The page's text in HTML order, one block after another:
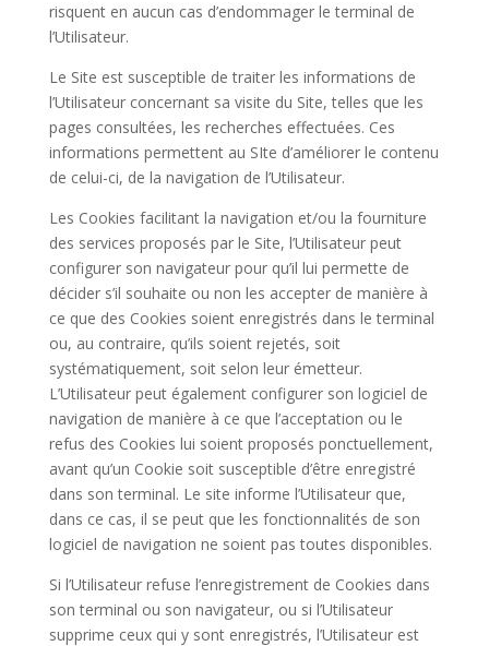
risquent en aucun cas d’endommager le terminal de
l’Utilisateur.
Le Site est susceptible de traiter les informations de
l’Utilisateur concernant sa visite du Site, telles que les
pages consultées, les recherches effectuées. Ces
informations permettent au SIte d’améliorer le contenu
de celui-ci, de la navigation de l’Utilisateur.
Les Cookies facilitant la navigation et/ou la fourniture
des services proposés par le Site, l’Utilisateur peut
configurer son navigateur pour qu’il lui permette de
décider s’il souhaite ou non les accepter de manière à
ce que des Cookies soient enregistrés dans le terminal
ou, au contraire, qu’ils soient rejetés, soit
systématiquement, soit selon leur émetteur.
L’Utilisateur peut également configurer son logiciel de
navigation de manière à ce que l’acceptation ou le
refus des Cookies lui soient proposés ponctuellement,
avant qu’un Cookie soit susceptible d’être enregistré
dans son terminal. Le site informe l’Utilisateur que,
dans ce cas, il se peut que les fonctionnalités de son
logiciel de navigation ne soient pas toutes disponibles.
Si l’Utilisateur refuse l’enregistrement de Cookies dans
son terminal ou son navigateur, ou si l’Utilisateur
supprime ceux qui y sont enregistrés, l’Utilisateur est